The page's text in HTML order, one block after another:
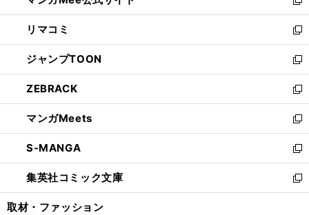
ウ
で
開
く
ン
ド
ウ
で
開
く
ウ
ィ
ン
ド
ウ
で
開
く
新
し
い
ウ
ィ
ン
ド
ウ
で
開
く
リマコミ
新
し
い
ウ
ィ
ン
ド
ウ
で
開
く
ジャンプTOON
新
し
い
ウ
ィ
ン
ド
ウ
で
開
ZEBRACK
新
し
い
ウ
ィ
ン
ド
ウ
マンガMeets
新
し
い
ウ
ィ
ン
S-MANGA
新
し
い
ウ
集英社コミック文庫
新
し
取材・ファッション